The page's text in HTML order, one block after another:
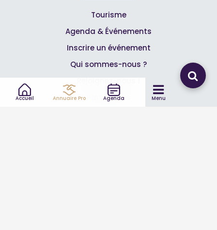
Accueil Annuaire Pro Agenda Menu
Tourisme
Agenda & Événements
Inscrire un événement
Qui sommes-nous ?
Rejoignez-nous !
Partenaires